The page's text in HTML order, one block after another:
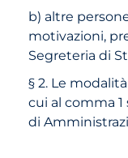
b) altre
motivazioni,
Segreteria di
§ 2. Le
cui al comma
di